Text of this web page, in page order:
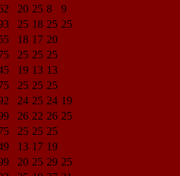
20 25 8
9
25 18 25 25
18 17 20
25 25 25
19 13 13
25 25 25
24 25 24 19
26 22 26 25
25 25 25
13 17 19
20 25 29 25